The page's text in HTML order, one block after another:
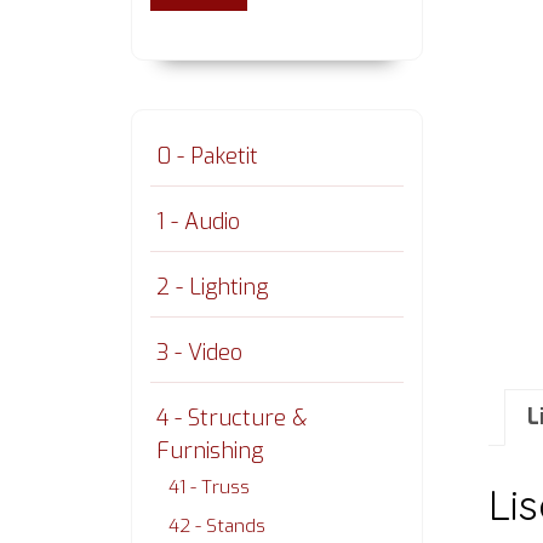
0 - Paketit
1 - Audio
2 - Lighting
3 - Video
4 - Structure &
Furnishing
41 - Truss
42 - Stands